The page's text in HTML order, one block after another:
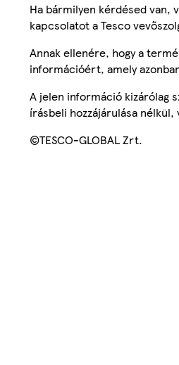
Ha bármilyen kérdésed van,
kapcsolatot a Tesco
Annak ellenére, hogy a
információért, amely
A jelen információ kizárólag
írásbeli hozzájárulása
©TESCO-GLOBAL Zrt.